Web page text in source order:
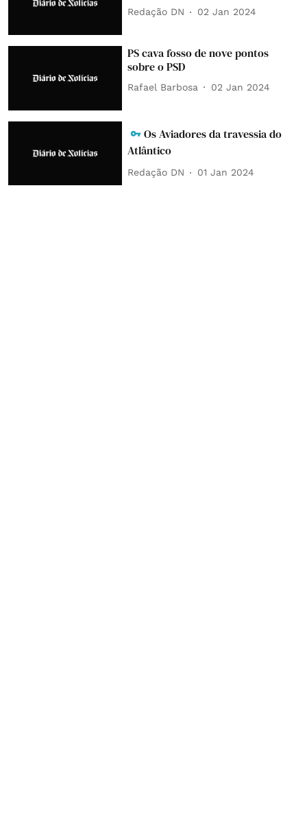
Redação DN 02 Jan 2024
PS cava fosso de nove pontos
sobre o PSD
Rafael Barbosa 02 Jan 2024
Os Aviadores da travessia do
Atlântico
Redação DN 01 Jan 2024